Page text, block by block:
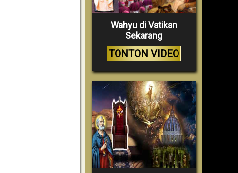
Wahyu di Vatikan
Sekarang
TONTON VIDEO